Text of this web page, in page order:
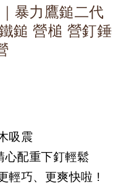
暴力鷹鎚二代
鎚 營槌 營釘錘
吸震
配重下釘輕鬆
輕巧、更爽快啦 !